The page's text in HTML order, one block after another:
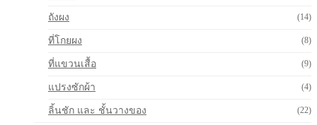
ถังผง (14)
ที่โกยผง (8)
ที่แขวนเสื้อ (9)
แปรงซักผ้า (4)
ลิ้นชัก และ ชั้นวางของ (22)